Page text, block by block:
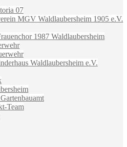
07
MGV Waldlaubersheim 1905 e.V.
1987 Waldlaubersheim
Waldlaubersheim e.V.
Team